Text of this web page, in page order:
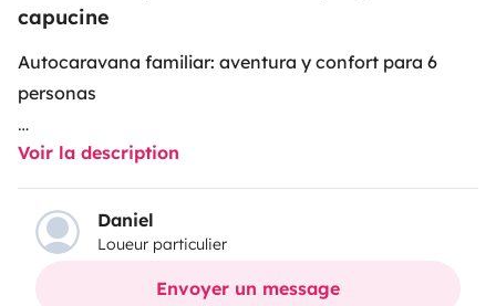
capucine
Autocaravana familiar: aventura y confort para 6
personas
🌿 Imagina despertar con vistas a los acantilados del
Cantábrico, desayunar frente a los Pirineos o ver
anochecer en un bosque en las Landas... Con nuestra
autocaravana, no alquilas un vehículo: alquilas
libertad, paisajes, recuerdos en carretera y noches
Voir la description
Daniel
Loueur particulier
Envoyer un message